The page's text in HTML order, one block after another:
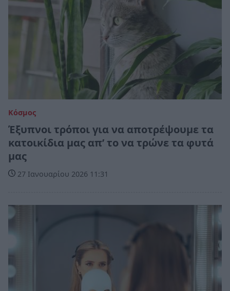
Κόσμος
Έξυπνοι τρόποι για να αποτρέψουμε τα
κατοικίδια μας απ’ το να τρώνε τα φυτά
μας
27 Ιανουαρίου 2026 11:31